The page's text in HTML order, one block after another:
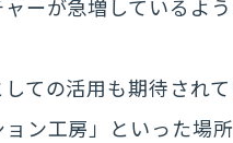
ーが急増しているよ
ての活用も期待され
ョン工房」といった場